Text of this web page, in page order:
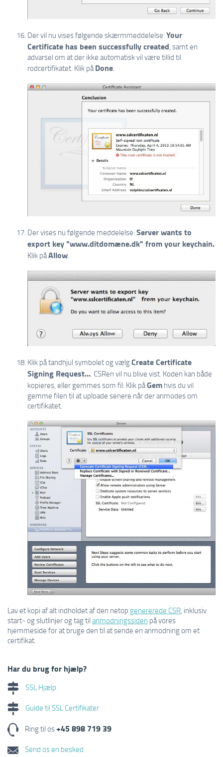
Der vil nu vises følgende skærmmeddelelse: Your
Certificate has been successfully created , samt en
advarsel om at der ikke automatisk vil være tillid til
rodcertifikatet. Klik på Done
Der vises nu følgende meddelelse: Server wants to
export key "www.ditdomæne.dk" from your keychain.
Klik påAllow.
Klik på tandhjul symbolet og vælgCreate Certificate
Signing Request... . CSRen vil nu blive vist. Koden kan både
kopieres, eller gemmes som fil. Klik påGem hvis du vil
gemme filen til at uploade senere når der anmodes om
certifikatet.
Lav et kopi af alt indholdet af den netop genererede CSR, inklusiv
start- og slutlinjer og tag til anmodningssiden på vores
hjemmeside for at bruge den til at sende en anmodning om et
certifikat.
Har du brug for hjælp?
SSL Hjælp
Guide til SSL Certifikater
Ring til os+45 898 719 39
Send os en besked